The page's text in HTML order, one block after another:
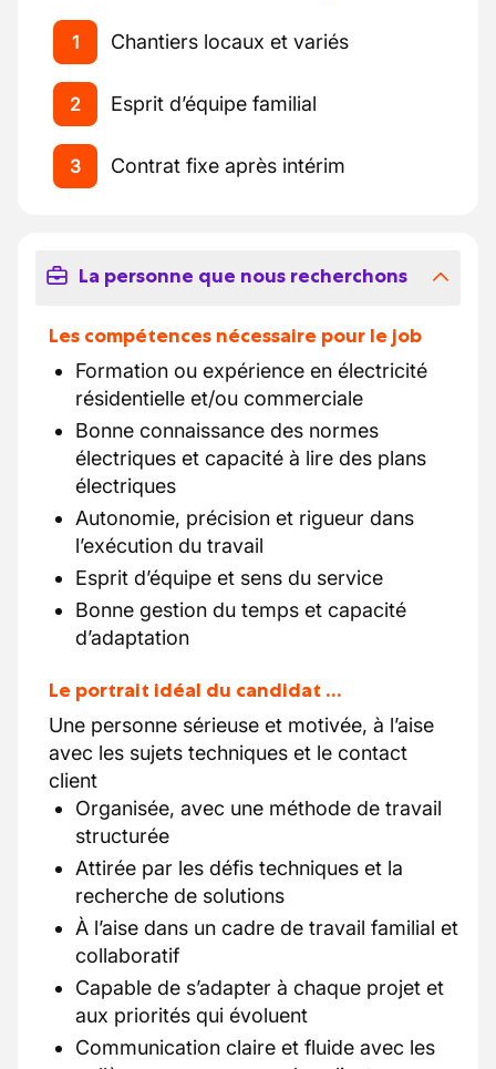
1 Chantiers locaux et variés
2 Esprit d’équipe familial
3 Contrat fixe après intérim
La personne que nous recherchons
Les compétences nécessaire pour le job
Formation ou expérience en électricité
résidentielle et/ou commerciale
Bonne connaissance des normes
électriques et capacité à lire des plans
électriques
Autonomie, précision et rigueur dans
l’exécution du travail
Esprit d’équipe et sens du service
Bonne gestion du temps et capacité
d’adaptation
Le portrait idéal du candidat …
Une personne sérieuse et motivée, à l’aise
avec les sujets techniques et le contact
client
Organisée, avec une méthode de travail
structurée
Attirée par les défis techniques et la
recherche de solutions
À l’aise dans un cadre de travail familial et
collaboratif
Capable de s’adapter à chaque projet et
aux priorités qui évoluent
Communication claire et fluide avec les